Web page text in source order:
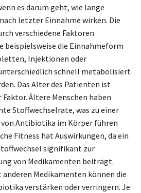
es darum geht, wie lange
letzter Einnahme wirken. Die
verschiedene Faktoren
beispielsweise die Einnahmeform
Injektionen oder
schnell metabolisiert
Das Alter des Patienten ist
Ältere Menschen haben
Stoffwechselrate, was zu einer
Antibiotika im Körper führen
Fitness hat Auswirkungen, da ein
signifikant zur
von Medikamenten beiträgt.
Medikamenten können die
verstärken oder verringern. Je